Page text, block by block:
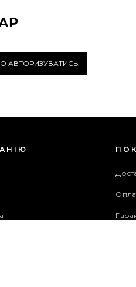
АВТОРИЗУВАТИСЬ.